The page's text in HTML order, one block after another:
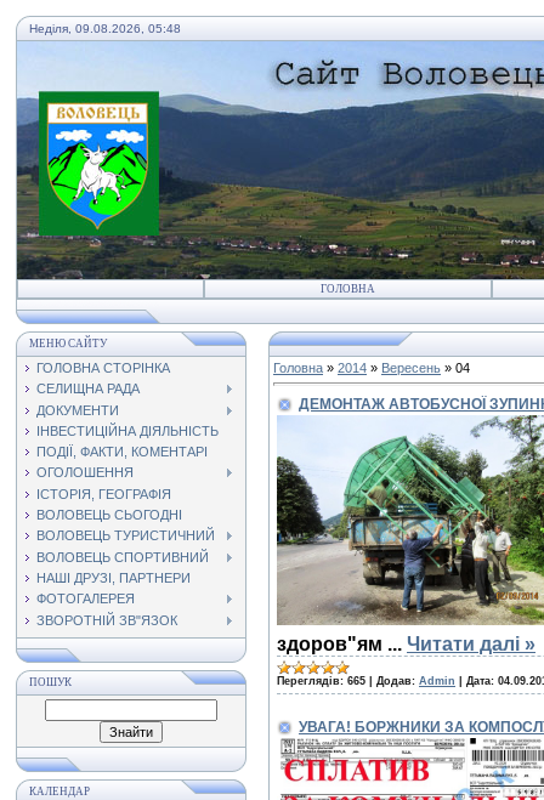
Неділя, 09.08.2026, 05:48
ГОЛОВНА
МЕНЮ САЙТУ
ГОЛОВНА СТОРІНКА
СЕЛИЩНА РАДА
ДОКУМЕНТИ
ІНВЕСТИЦІЙНА ДІЯЛЬНІСТЬ
ПОДІЇ, ФАКТИ, КОМЕНТАРІ
ОГОЛОШЕННЯ
ІСТОРІЯ, ГЕОГРАФІЯ
ВОЛОВЕЦЬ СЬОГОДНІ
ВОЛОВЕЦЬ ТУРИСТИЧНИЙ
ВОЛОВЕЦЬ СПОРТИВНИЙ
НАШІ ДРУЗІ, ПАРТНЕРИ
ФОТОГАЛЕРЕЯ
ЗВОРОТНІЙ ЗВ"ЯЗОК
ПОШУК
КАЛЕНДАР
Головна » 2014 » Вересень » 04
ДЕМОНТАЖ АВТОБУСНОЇ
здоров"ям ... Читати далі »
Переглядів: 665 Додав: Admin Дата:
УВАГА! БОРЖНИКИ ЗА